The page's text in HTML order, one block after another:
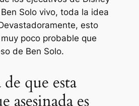
Solo vivo, toda la idea
esto
poco probable que
de Ben Solo.
que esta
asesinada es